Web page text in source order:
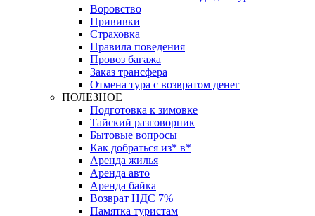
Воровство
Прививки
Страховка
Правила поведения
Провоз багажа
Заказ трансфера
Отмена тура с возвратом денег
ПОЛЕЗНОЕ
Подготовка к зимовке
Тайский разговорник
Бытовые вопросы
Как добраться из* в*
Аренда жилья
Аренда авто
Аренда байка
Возврат НДС 7%
Памятка туристам